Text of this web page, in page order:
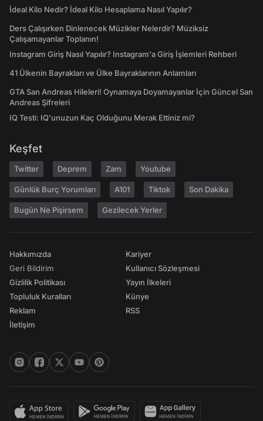
İdeal Kilo Nedir? İdeal Kilo Hesaplama Nasıl Yapılır?
Ders Çalışırken Dinlenecek Müzikler Nelerdir? Müziksiz
Çalışamayanlar Toplanın!
Instagram Giriş Nasıl Yapılır? Instagram'a Giriş İşlemleri Rehberi
41 Ülkenin Bayrakları ve Ülke Bayraklarının Anlamları
GTA San Andreas Hileleri! Oynamaya Doyamayanlar İçin Güncel San
Andreas Şifreleri
IQ Testi: IQ'unuzun Kaç Olduğunu Merak Ettiniz mi?
Keşfet
Twitter Deprem Zam Youtube
Günlük Burç Yorumları A101 Tiktok Son Dakika
Bugün Ne Pişirsem Gezilecek Yerler
Hakkımızda
Geri Bildirim
Gizlilik Politikası
Topluluk Kuralları
Reklam
İletişim
Kariyer
Kullanıcı Sözleşmesi
Yayın İlkeleri
Künye
RSS